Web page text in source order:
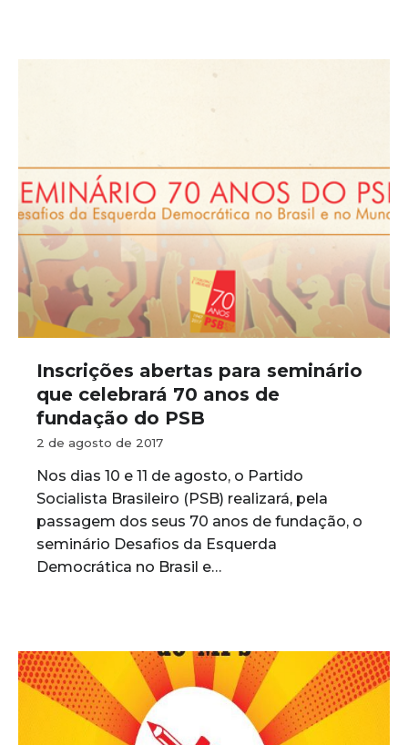
Inscrições abertas para seminário
que celebrará 70 anos de
fundação do PSB
2 de agosto de 2017
Nos dias 10 e 11 de agosto, o Partido
Socialista Brasileiro (PSB) realizará, pela
passagem dos seus 70 anos de fundação, o
seminário Desafios da Esquerda
Democrática no Brasil e…